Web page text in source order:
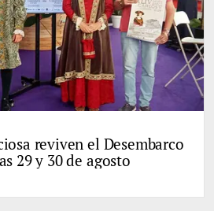
reviven el Desembarco
29 y 30 de agosto